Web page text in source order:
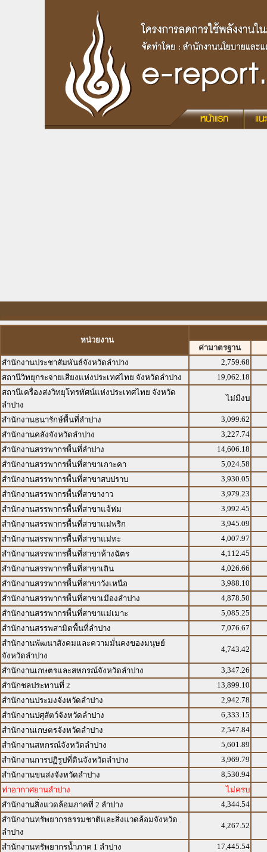
หน่วยงาน
ค่ามาตรฐาน
สำนักงานประชาสัมพันธ์จังหวัดลำปาง
2,759.68
สถานีวิทยุกระจายเสียงแห่งประเทศไทย จังหวัดลำปาง
19,062.18
สถานีเครื่องส่งวิทยุโทรทัศน์แห่งประเทศไทย จังหวัด
ลำปาง
ไม่มีงบ
สำนักงานธนารักษ์พื้นที่ลำปาง
3,099.62
สำนักงานคลังจังหวัดลำปาง
3,227.74
สำนักงานสรรพากรพื้นที่ลำปาง
14,606.18
สำนักงานสรรพากรพื้นที่สาขาเกาะคา
5,024.58
สำนักงานสรรพากรพื้นที่สาขาสบปราบ
3,930.05
สำนักงานสรรพากรพื้นที่สาขางาว
3,979.23
สำนักงานสรรพากรพื้นที่สาขาแจ้ห่ม
3,992.45
สำนักงานสรรพากรพื้นที่สาขาแม่พริก
3,945.09
สำนักงานสรรพากรพื้นที่สาขาแม่ทะ
4,007.97
สำนักงานสรรพากรพื้นที่สาขาห้างฉัตร
4,112.45
สำนักงานสรรพากรพื้นที่สาขาเถิน
4,026.66
สำนักงานสรรพากรพื้นที่สาขาวังเหนือ
3,988.10
สำนักงานสรรพากรพื้นที่สาขาเมืองลำปาง
4,878.50
สำนักงานสรรพากรพื้นที่สาขาแม่เมาะ
5,085.25
สำนักงานสรรพสามิตพื้นที่ลำปาง
7,076.67
สำนักงานพัฒนาสังคมและความมั่นคงของมนุษย์
จังหวัดลำปาง
4,743.42
สำนักงานเกษตรและสหกรณ์จังหวัดลำปาง
3,347.26
สำนักชลประทานที่ 2
13,899.10
สำนักงานประมงจังหวัดลำปาง
2,942.78
สำนักงานปศุสัตว์จังหวัดลำปาง
6,333.15
สำนักงานเกษตรจังหวัดลำปาง
2,547.84
สำนักงานสหกรณ์จังหวัดลำปาง
5,601.89
สำนักงานการปฏิรูปที่ดินจังหวัดลำปาง
3,969.79
สำนักงานขนส่งจังหวัดลำปาง
8,530.94
ท่าอากาศยานลำปาง
ไม่ครบ
สำนักงานสิ่งแวดล้อมภาคที่ 2 ลำปาง
4,344.54
สำนักงานทรัพยากรธรรมชาติและสิ่งแวดล้อมจังหวัด
ลำปาง
4,267.52
สำนักงานทรัพยากรน้ำภาค 1 ลำปาง
17,445.54